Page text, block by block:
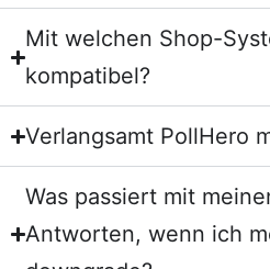
Mit welchen Shop-
kompatibel?
Verlangsamt PollHero
Was passiert mit
Antworten, wenn ich